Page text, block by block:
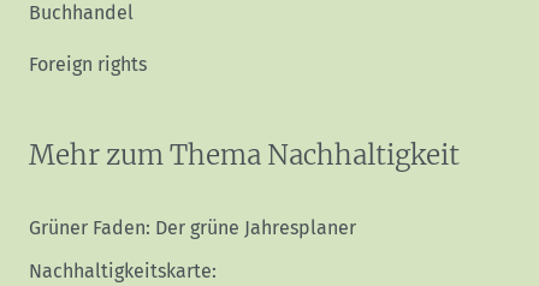
Buchhandel
Foreign rights
Mehr zum Thema Nachhaltigkeit
Grüner Faden: Der grüne Jahresplaner
Nachhaltigkeitskarte: